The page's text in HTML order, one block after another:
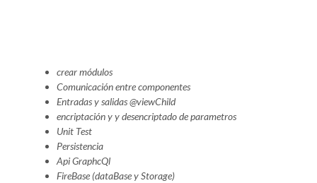
crear módulos
Comunicación entre componentes
Entradas y salidas @viewChild
encriptación y y desencriptado de parametros
Unit Test
Persistencia
Api GraphcQl
FireBase (dataBase y Storage)